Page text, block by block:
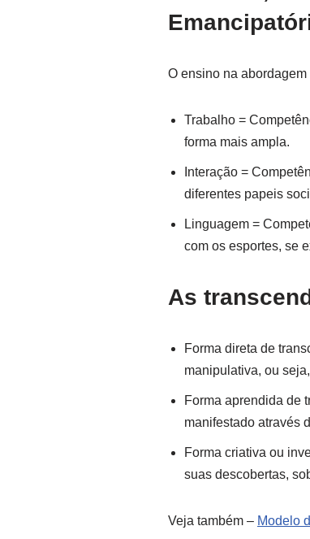
O ensino na
Trabalho =
forma mais ampla.
Interação =
diferentes papeis
Linguagem =
com os esportes, se
As
Forma direta de
manipulativa, ou
Forma aprendida de
manifestado através
Forma criativa ou
suas descobertas,
Veja também – Modelo